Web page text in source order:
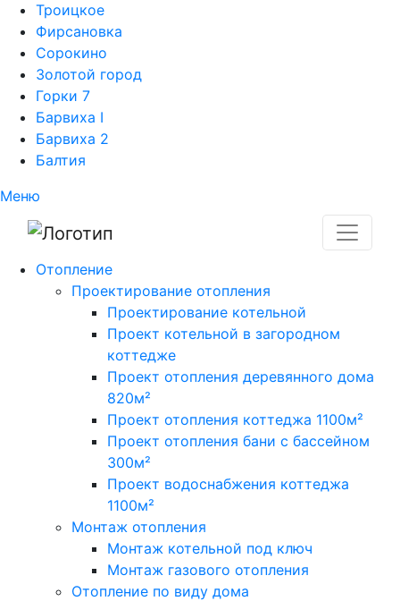
Троицкое
Фирсановка
Сорокино
Золотой город
Горки 7
Барвиха I
Барвиха 2
Балтия
Меню
Отопление
Проектирование отопления
Проектирование котельной
Проект котельной в загородном
коттедже
Проект отопления деревянного дома
820м²
Проект отопления коттеджа 1100м²
Проект отопления бани с бассейном
300м²
Проект водоснабжения коттеджа
1100м²
Монтаж отопления
Монтаж котельной под ключ
Монтаж газового отопления
Отопление по виду дома